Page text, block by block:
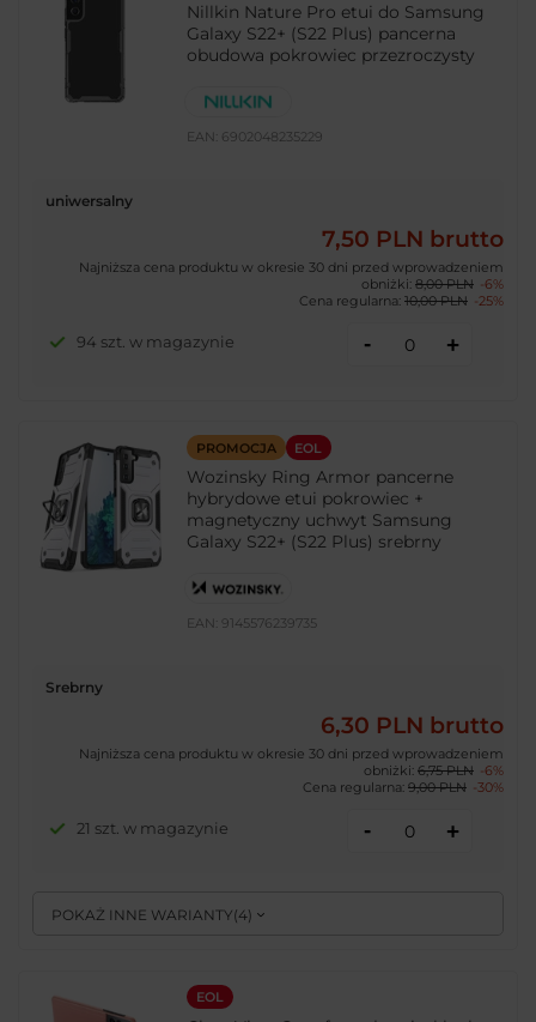
Nillkin Nature Pro etui do Samsung
Galaxy S22+ (S22 Plus) pancerna
obudowa pokrowiec przezroczysty
EAN: 6902048235229
uniwersalny
7,50 PLN brutto
Najniższa cena produktu w okresie 30 dni przed wprowadzeniem
obniżki: 8,00 PLN -6%
Cena regularna: 10,00 PLN -25%
94 szt. w magazynie - +
PROMOCJA EOL
Wozinsky Ring Armor pancerne
hybrydowe etui pokrowiec +
magnetyczny uchwyt Samsung
Galaxy S22+ (S22 Plus) srebrny
EAN: 9145576239735
POKAŻ INNE WARIANTY(4)
Srebrny
6,30 PLN brutto
Najniższa cena produktu w okresie 30 dni przed wprowadzeniem
obniżki: 6,75 PLN -6%
Cena regularna: 9,00 PLN -30%
21 szt. w magazynie - +
EOL